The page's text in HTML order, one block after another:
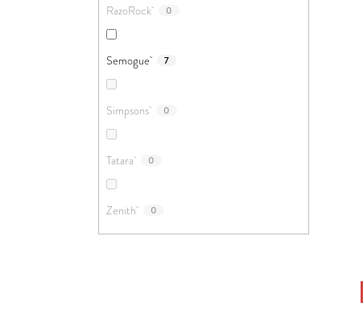
RazoRock 0
Semogue 7
Simpsons 0
Tatara 0
Zenith 0